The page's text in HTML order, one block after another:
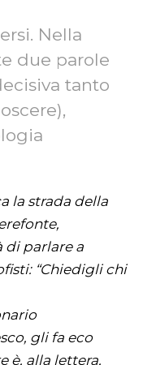
Nella
due parole
tanto
la strada della
parlare a
“Chiedigli chi
gli fa eco
è, alla lettera,